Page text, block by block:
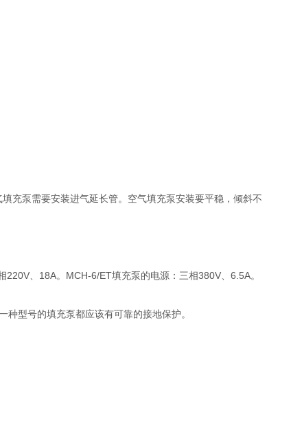
充泵需要安装进气延长管。空气填充泵安装要平稳，倾斜不
、18A。MCH-6/ET填充泵的电源：三相380V、6.5A。
型号的填充泵都应该有可靠的接地保护。